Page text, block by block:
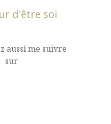
d'être soi
aussi me suivre
sur